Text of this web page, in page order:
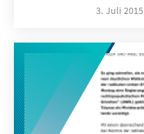
griechische Volk in
einem
3. Juli 2015